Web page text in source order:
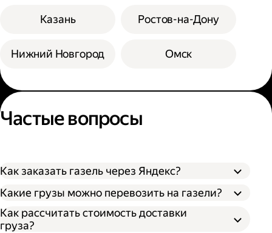
Казань
Нижний Новгород
Ростов-на-Дону
Омск
Частые вопросы
Как заказать газель через Яндекс?
Какие грузы можно перевозить на газели?
Как рассчитать стоимость доставки
груза?